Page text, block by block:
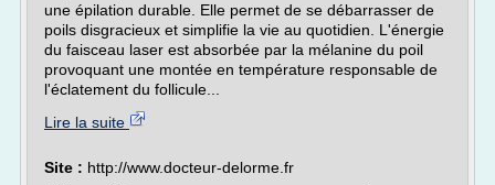
une épilation durable. Elle permet de se débarrasser de
poils disgracieux et simplifie la vie au quotidien. L'énergie
du faisceau laser est absorbée par la mélanine du poil
provoquant une montée en température responsable de
l'éclatement du follicule...
Lire la suite
Site : http://www.docteur-delorme.fr